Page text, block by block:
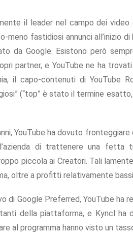
il leader nel campo dei
meno fastidiosi annunci all’inizio
da Google. Esistono però
partner, e YouTube ne ha
il capo-contenuti di YouTube
(“top” è stato il termine
YouTube ha dovuto
l’azienda di trattenere una
piccola ai Creatori. Tali
oltre a profitti relativamente
di Google Preferred, YouTube ha
della piattaforma, e Kyncl ha
al programma hanno visto un